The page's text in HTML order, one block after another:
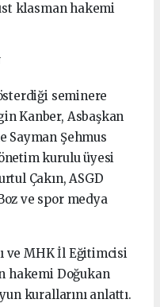
klasman hakemi
seminere
Kanber, Asbaşkan
Sayman Şehmus
kurulu üyesi
Çakın, ASGD
ve spor medya
ve MHK İl Eğitimcisi
hakemi Doğukan
kurallarını anlattı.